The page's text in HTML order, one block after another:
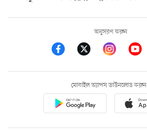
অনুসরণ করুন
মোবাইল অ্যাপস ডাউনলোড করুন